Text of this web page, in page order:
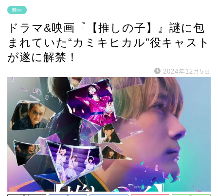
映画
ドラマ&映画『【推しの子】』謎に包
まれていた“カミキヒカル”役キャスト
が遂に解禁！
2024年12月5日